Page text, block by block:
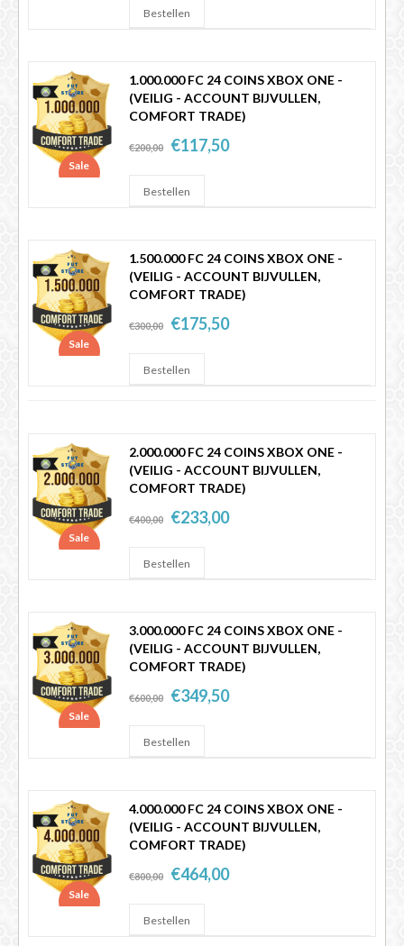
Sale
1.000.000 FC 24 COINS XBOX ONE -
(VEILIG - ACCOUNT BIJVULLEN,
COMFORT TRADE)
€200,00 €117,50
Sale
1.500.000 FC 24 COINS XBOX ONE -
(VEILIG - ACCOUNT BIJVULLEN,
COMFORT TRADE)
€300,00 €175,50
Sale
2.000.000 FC 24 COINS XBOX ONE -
(VEILIG - ACCOUNT BIJVULLEN,
COMFORT TRADE)
€400,00 €233,00
Sale
3.000.000 FC 24 COINS XBOX ONE -
(VEILIG - ACCOUNT BIJVULLEN,
COMFORT TRADE)
€600,00 €349,50
Sale
4.000.000 FC 24 COINS XBOX ONE -
(VEILIG - ACCOUNT BIJVULLEN,
COMFORT TRADE)
€800,00 €464,00